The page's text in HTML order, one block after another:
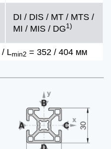
DI / DIS / MT / MTS /
MI / MIS / DG1)
/ Lmin2 = 352 / 404 мм